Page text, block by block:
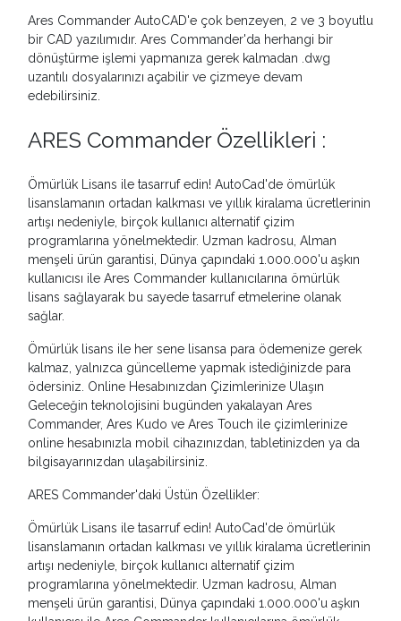
Ares Commander AutoCAD'e çok benzeyen, 2 ve 3 boyutlu
bir CAD yazılımıdır. Ares Commander'da herhangi bir
dönüştürme işlemi yapmanıza gerek kalmadan .dwg
uzantılı dosyalarınızı açabilir ve çizmeye devam
edebilirsiniz.
ARES Commander Özellikleri :
Ömürlük Lisans ile tasarruf edin! AutoCad'de ömürlük
lisanslamanın ortadan kalkması ve yıllık kiralama ücretlerinin
artışı nedeniyle, birçok kullanıcı alternatif çizim
programlarına yönelmektedir. Uzman kadrosu, Alman
menşeli ürün garantisi, Dünya çapındaki 1.000.000'u aşkın
kullanıcısı ile Ares Commander kullanıcılarına ömürlük
lisans sağlayarak bu sayede tasarruf etmelerine olanak
sağlar.
Ömürlük lisans ile her sene lisansa para ödemenize gerek
kalmaz, yalnızca güncelleme yapmak istediğinizde para
ödersiniz. Online Hesabınızdan Çizimlerinize Ulaşın
Geleceğin teknolojisini bugünden yakalayan Ares
Commander, Ares Kudo ve Ares Touch ile çizimlerinize
online hesabınızla mobil cihazınızdan, tabletinizden ya da
bilgisayarınızdan ulaşabilirsiniz.
ARES Commander'daki Üstün Özellikler:
Ömürlük Lisans ile tasarruf edin! AutoCad'de ömürlük
lisanslamanın ortadan kalkması ve yıllık kiralama ücretlerinin
artışı nedeniyle, birçok kullanıcı alternatif çizim
programlarına yönelmektedir. Uzman kadrosu, Alman
menşeli ürün garantisi, Dünya çapındaki 1.000.000'u aşkın